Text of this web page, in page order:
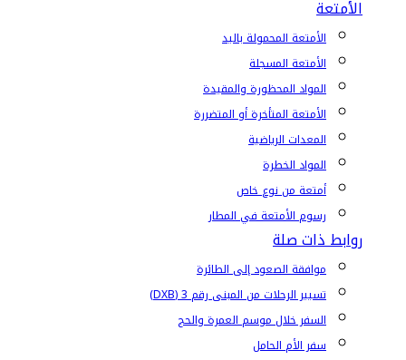
الأمتعة
الأمتعة المحمولة باليد
الأمتعة المسجلة
المواد المحظورة والمقيدة
الأمتعة المتأخرة أو المتضررة
المعدات الرياضية
المواد الخطرة
أمتعة من نوع خاص
رسوم الأمتعة في المطار
روابط ذات صلة
موافقة الصعود إلى الطائرة
تسيير الرحلات من المبنى رقم 3 (DXB)
السفر خلال موسم العمرة والحج
سفر الأم الحامل